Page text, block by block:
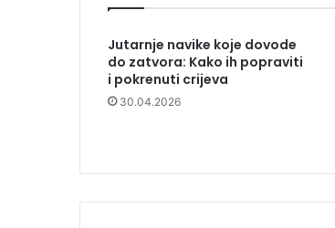
Jutarnje navike koje dovode
do zatvora: Kako ih popraviti
i pokrenuti crijeva
30.04.2026